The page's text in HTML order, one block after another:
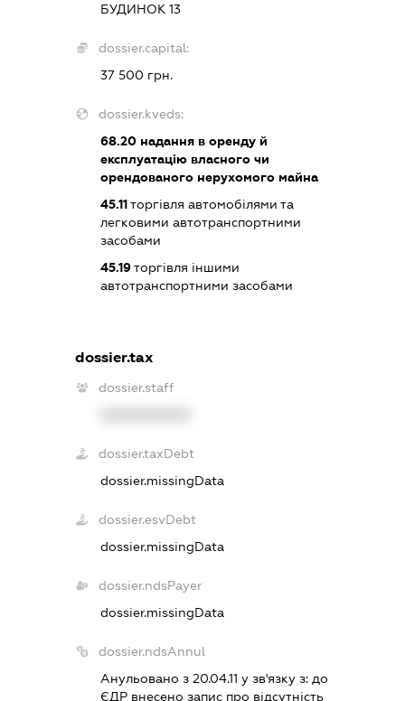
БУДИНОК 13
dossier.capital:
37 500 грн.
dossier.kveds:
68.20надання в оренду й
експлуатацію власного чи
орендованого нерухомого майна
45.11торгівля автомобілями та
легковими автотранспортними
засобами
45.19торгівля іншими
автотранспортними засобами
dossier.tax
dossier.staff
dossier.taxDebt
dossier.missingData
dossier.esvDebt
dossier.missingData
dossier.ndsPayer
dossier.missingData
dossier.ndsAnnul
Анульовано з 20.04.11 у зв'язку з: до
ЄДР внесено запис про вiдсутнiсть